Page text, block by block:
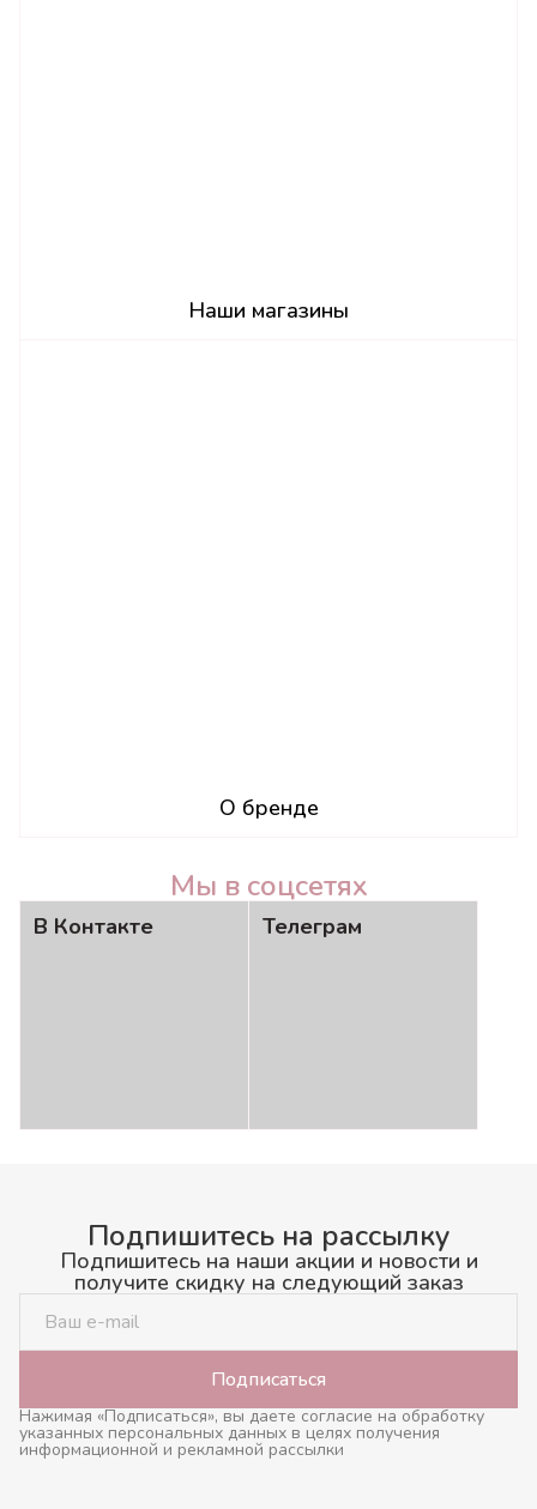
Наши магазины
О бренде
Мы в соцсетях
В Контакте Телеграм
Подпишитесь на рассылку
Подпишитесь на наши акции и новости и
получите скидку на следующий заказ
Подписаться
Нажимая «Подписаться», вы даете согласие на обработку
указанных персональных данных в целях получения
информационной и рекламной рассылки